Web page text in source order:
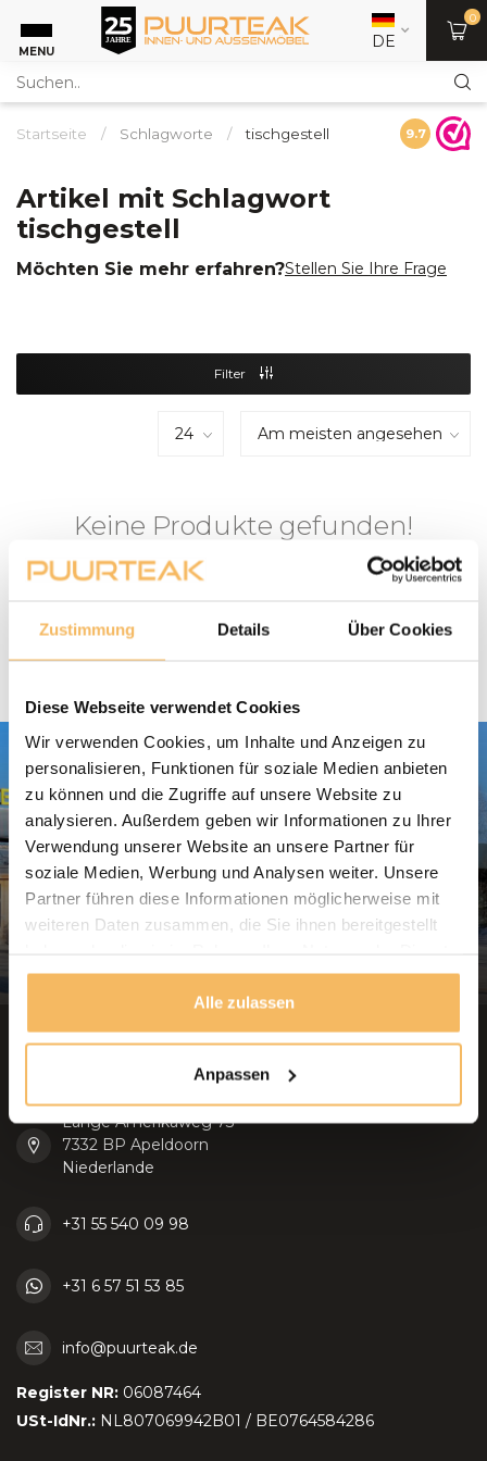
Zustimmung Details Über Cookies
Diese Webseite verwendet Cookies
Wir verwenden Cookies, um Inhalte und Anzeigen zu
personalisieren, Funktionen für soziale Medien anbieten
zu können und die Zugriffe auf unsere Website zu
analysieren. Außerdem geben wir Informationen zu Ihrer
Verwendung unserer Website an unsere Partner für
soziale Medien, Werbung und Analysen weiter. Unsere
Partner führen diese Informationen möglicherweise mit
weiteren Daten zusammen, die Sie ihnen bereitgestellt
gesammelt haben.
Alle zulassen
Anpassen
MENU DE
0
Startseite / Schlagworte / tischgestell 9.7
Artikel mit Schlagwort
tischgestell
Möchten Sie mehr erfahren?Stellen Sie Ihre Frage
Filter
Keine Produkte gefunden!
WEITER EINKAUFEN
Besuchen Sie unseren Puurteak Showroom
in Apeldoorn (Niederlande).
Lange Amerikaweg 73
7332 BP Apeldoorn
Niederlande
+31 55 540 09 98
+31 6 57 51 53 85
info@puurteak.de
Register NR: 06087464
USt-IdNr.: NL807069942B01 / BE0764584286